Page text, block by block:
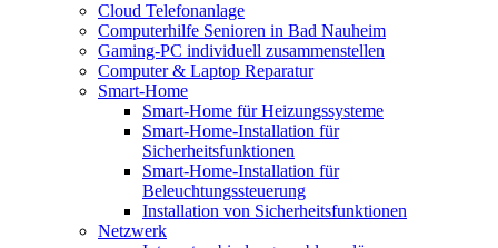
Cloud Telefonanlage
Computerhilfe Senioren in Bad Nauheim
Gaming-PC individuell zusammenstellen
Computer & Laptop Reparatur
Smart-Home
Smart-Home für Heizungssysteme
Smart-Home-Installation für
Sicherheitsfunktionen
Smart-Home-Installation für
Beleuchtungssteuerung
Installation von Sicherheitsfunktionen
Netzwerk